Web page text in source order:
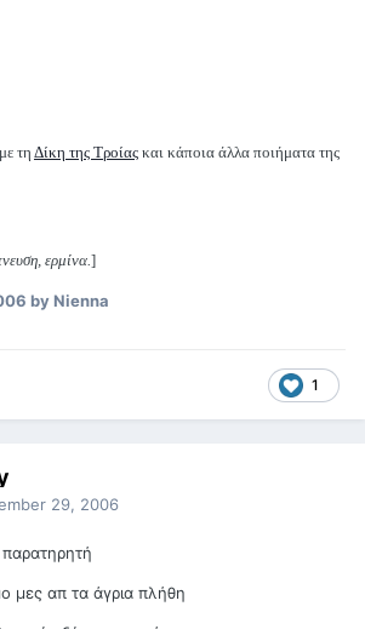
τη Δίκη της Τροίας και κάποια άλλα ποιήματα της
ερμίνα.]
by Nienna
1
29, 2006
μες απ τα άγρια πλήθη